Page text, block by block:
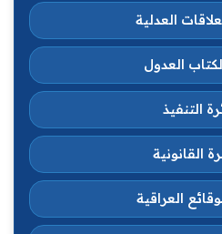
العدلية
العدول
التنفيذ
القانونية
العراقية